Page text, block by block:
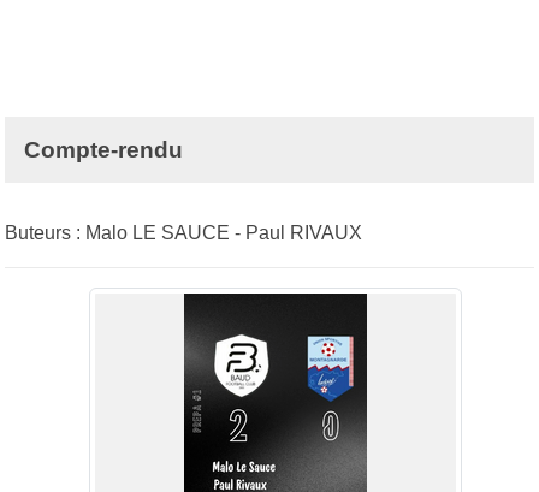
Compte-rendu
Buteurs : Malo LE SAUCE - Paul RIVAUX